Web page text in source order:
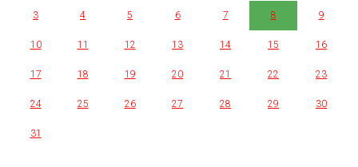
3 4 5 6 7 8 9
10 11 12 13 14 15 16
17 18 19 20 21 22 23
24 25 26 27 28 29 30
31